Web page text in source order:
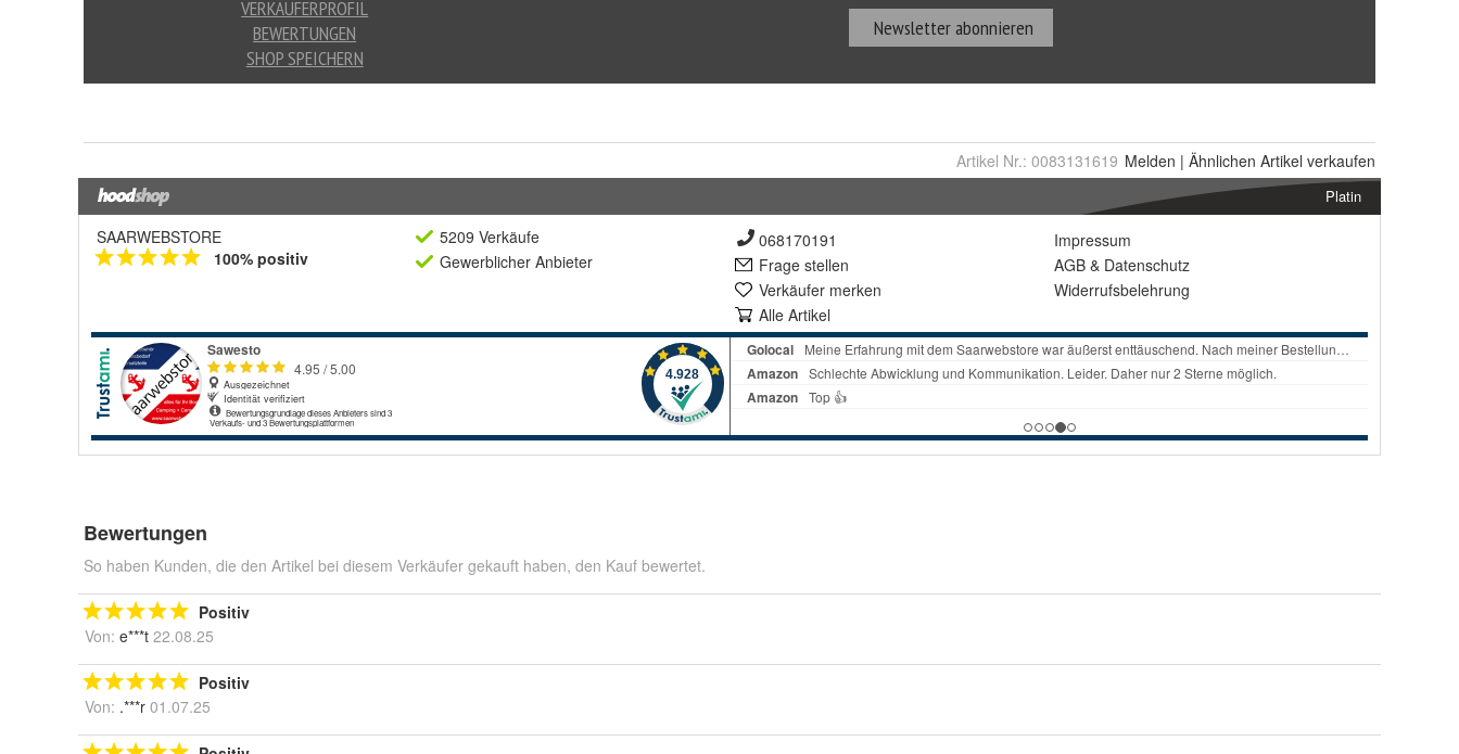
Artikel Nr.: 0083131619 Melden | Ähnlichen Artikel verkaufen
Platin
SAARWEBSTORE
100% positiv
5209 Verkäufe
Gewerblicher Anbieter
068170191
Frage stellen
Verkäufer merken
Alle Artikel
Impressum
AGB & Datenschutz
Widerrufsbelehrung
Bewertungen
So haben Kunden, die den Artikel bei diesem Verkäufer gekauft haben, den Kauf bewertet.
Positiv
Von: e***t 22.08.25
Positiv
Von: .***r 01.07.25